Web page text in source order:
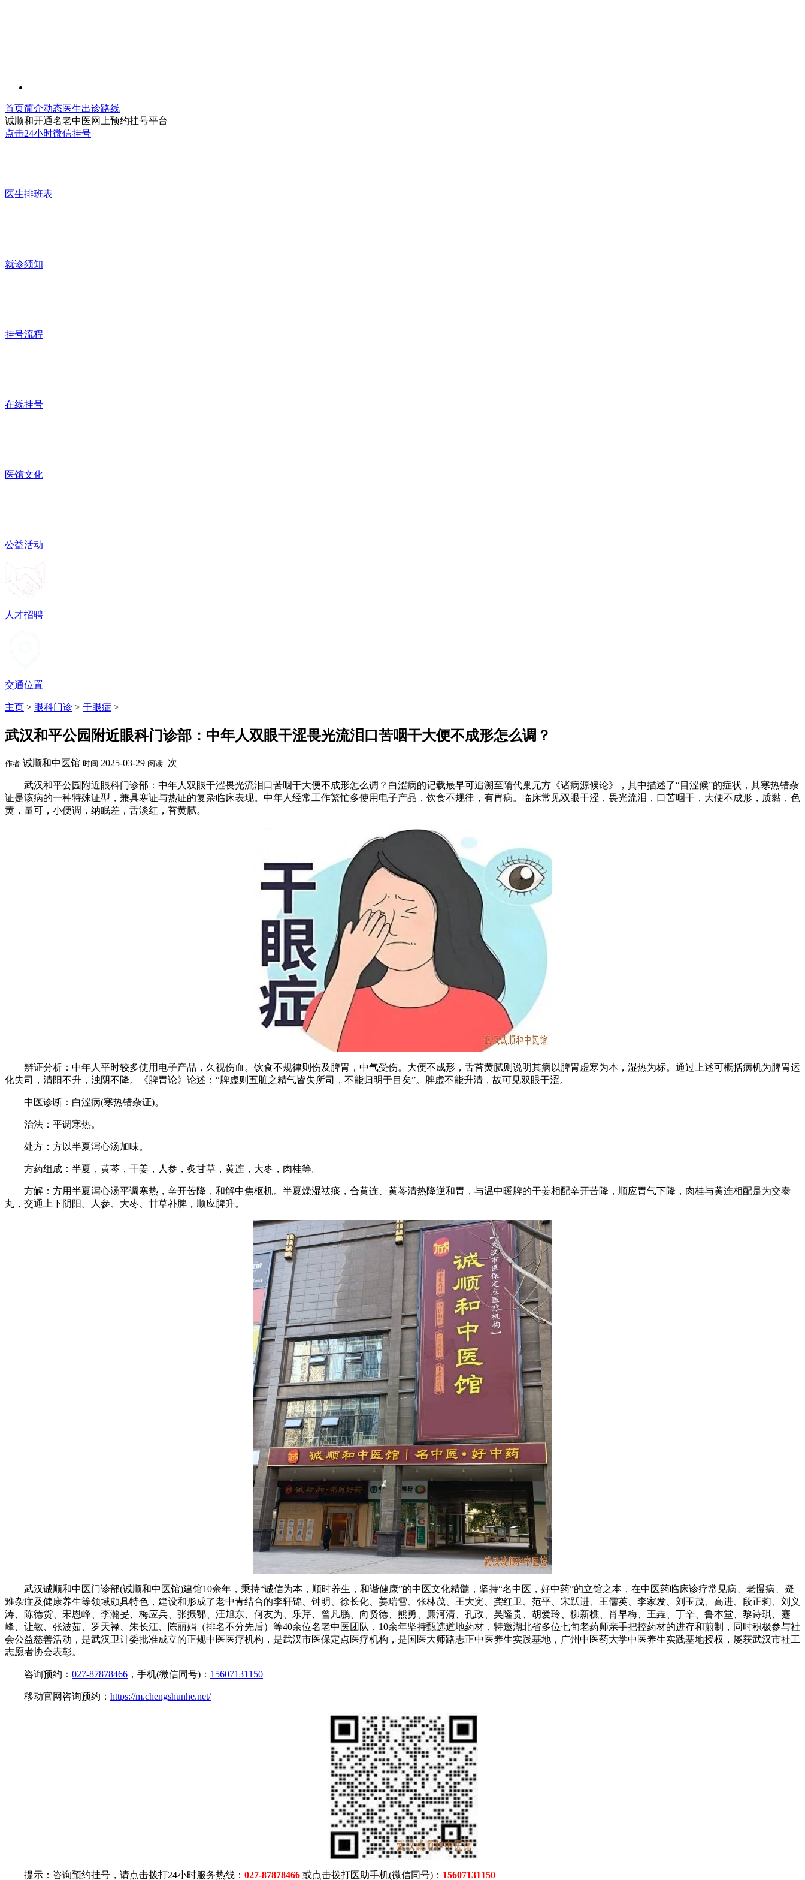
首页简介动态医生出诊路线
诚顺和开通名老中医网上预约挂号平台
点击24小时微信挂号
医生排班表
就诊须知
挂号流程
在线挂号
医馆文化
公益活动
人才招聘
交通位置
主页 > 眼科门诊 > 干眼症 >
武汉和平公园附近眼科门诊部：中年人双眼干涩畏光流泪口苦咽干大便不成形怎么调？
作者:诚顺和中医馆 时间:2025-03-29 阅读: 次
武汉和平公园附近眼科门诊部：中年人双眼干涩畏光流泪口苦咽干大便不成形怎么调？白涩病的记载最早可追溯至隋代巢元方《诸病源候论》，其中描述了“目涩候”的症状，其寒热错杂
证是该病的一种特殊证型，兼具寒证与热证的复杂临床表现。中年人经常工作繁忙多使用电子产品，饮食不规律，有胃病。临床常见双眼干涩，畏光流泪，口苦咽干，大便不成形，质黏，色
黄，量可，小便调，纳眠差，舌淡红，苔黄腻。
辨证分析：中年人平时较多使用电子产品，久视伤血。饮食不规律则伤及脾胃，中气受伤。大便不成形，舌苔黄腻则说明其病以脾胃虚寒为本，湿热为标。通过上述可概括病机为脾胃运
化失司，清阳不升，浊阴不降。《脾胃论》论述：“脾虚则五脏之精气皆失所司，不能归明于目矣”。脾虚不能升清，故可见双眼干涩。
中医诊断：白涩病(寒热错杂证)。
治法：平调寒热。
处方：方以半夏泻心汤加味。
方药组成：半夏，黄芩，干姜，人参，炙甘草，黄连，大枣，肉桂等。
方解：方用半夏泻心汤平调寒热，辛开苦降，和解中焦枢机。半夏燥湿祛痰，合黄连、黄芩清热降逆和胃，与温中暖脾的干姜相配辛开苦降，顺应胃气下降，肉桂与黄连相配是为交泰
丸，交通上下阴阳。人参、大枣、甘草补脾，顺应脾升。
武汉诚顺和中医门诊部(诚顺和中医馆)建馆10余年，秉持“诚信为本，顺时养生，和谐健康”的中医文化精髓，坚持“名中医，好中药”的立馆之本，在中医药临床诊疗常见病、老慢病、疑
难杂症及健康养生等领域颇具特色，建设和形成了老中青结合的李轩锦、钟明、徐长化、姜瑞雪、张林茂、王大宪、龚红卫、范平、宋跃进、王儒英、李家发、刘玉茂、高进、段正莉、刘义
涛、陈德货、宋恩峰、李瀚旻、梅应兵、张振鄂、汪旭东、何友为、乐芹、曾凡鹏、向贤德、熊勇、廉河清、孔政、吴隆贵、胡爱玲、柳新樵、肖早梅、王垚、丁辛、鲁本堂、黎诗琪、蹇
峰、让敏、张波茹、罗天禄、朱长江、陈丽娟（排名不分先后）等40余位名老中医团队，10余年坚持甄选道地药材，特邀湖北省多位七旬老药师亲手把控药材的进存和煎制，同时积极参与社
会公益慈善活动，是武汉卫计委批准成立的正规中医医疗机构，是武汉市医保定点医疗机构，是国医大师路志正中医养生实践基地，广州中医药大学中医养生实践基地授权，屡获武汉市社工
志愿者协会表彰。
咨询预约： 027-87878466 ，手机(微信同号)： 15607131150
移动官网咨询预约： https://m.chengshunhe.net/
提示：咨询预约挂号，请点击拨打24小时服务热线： 027-87878466 或点击拨打医助手机(微信同号)： 15607131150